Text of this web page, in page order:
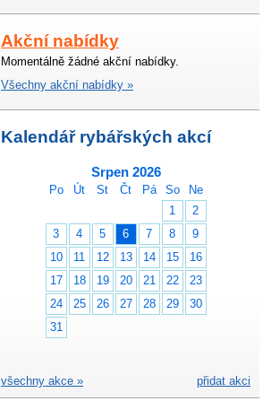
Akční nabídky
Momentálně žádné akční nabídky.
Všechny akční nabídky »
Kalendář rybářských akcí
Srpen 2026
Po Út St Čt Pá So
Ne
1
2
3
4 5 6 7 8
9
10
11 12 13 14 15
16
17
18 19 20 21 22
23
24
25 26 27 28 29
30
31
přidat akci
všechny akce »